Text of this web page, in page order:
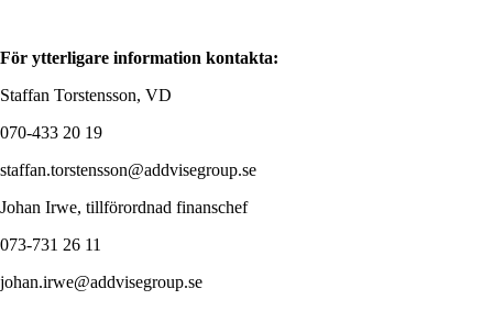
För ytterligare information kontakta:
Staffan Torstensson, VD
070-433 20 19
staffan.torstensson@addvisegroup.se
Johan Irwe, tillförordnad finanschef
073-731 26 11
johan.irwe@addvisegroup.se